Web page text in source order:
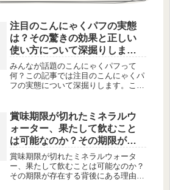
注目のこんにゃくパフの実態
は？その驚きの効果と正しい
使い方について深掘りしま
す。
みんなが話題のこんにゃくパフって
何？この記事では注目のこんにゃくパ
フの実態について深掘りします。こん
法まで詳しく紹介しています。また、
こんにゃくパフのお手入れ方法や安全
に使...
賞味期限が切れたミネラルウ
ォーター、果たして飲むこと
は可能なのか？その期限が存
在する背後にある理由とは何
なのか
賞味期限が切れたミネラルウォータ
ー、果たして飲むことは可能なのか？
その期限が存在する背後にある理由と